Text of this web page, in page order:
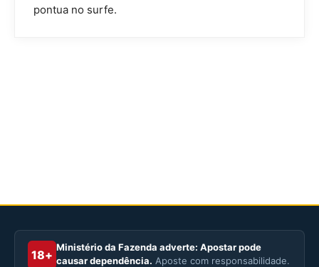
pontua no surfe.
18+
Ministério da Fazenda adverte: Apostar pode
causar dependência. Aposte com responsabilidade.